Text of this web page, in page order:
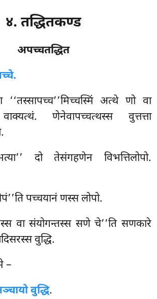
४. तद्धितकण्ड
अपच्चतद्धित
‘‘तस्सापच्च’’मिच्चस्मिं अत्थे णो वा
णेनेवापच्चत्थस्स वुत्तत्ता
दो तेसंगहणेन विभत्तिलोपो.
पच्चयानं णस्स लोपो.
वा संयोगन्तस्स सणे चे’’ति सणकारे
वुद्धि.
–
वुद्धि.